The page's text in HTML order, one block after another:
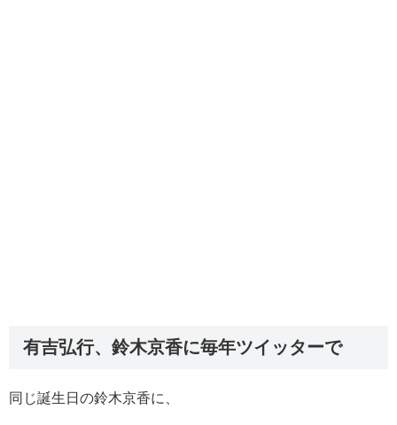
有吉弘行、鈴木京香に毎年ツイッターで
同じ誕生日の鈴木京香に、